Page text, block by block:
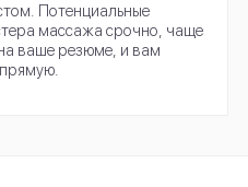
Потенциальные
массажа срочно, чаще
ваше резюме, и вам